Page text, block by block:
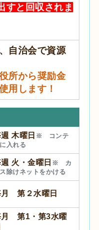
すと回収されま
自治会で資源
所から奨励金
用します！
木曜日 ※ コンテ
入れる
火・金曜日 ※ カ
除けネットをかける
月 第２水曜日
月 第1・第3水曜